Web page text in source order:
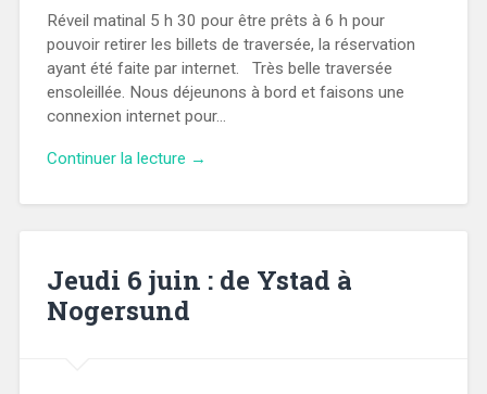
Réveil matinal 5 h 30 pour être prêts à 6 h pour
pouvoir retirer les billets de traversée, la réservation
ayant été faite par internet. Très belle traversée
ensoleillée. Nous déjeunons à bord et faisons une
connexion internet pour…
Continuer la lecture →
Jeudi 6 juin : de Ystad à
Nogersund